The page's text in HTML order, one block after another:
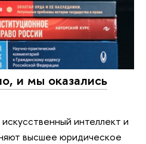
и мы оказались
интеллект и
высшее юридическое